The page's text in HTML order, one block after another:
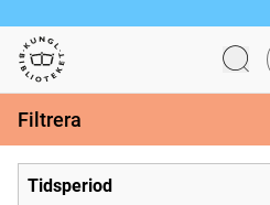
Svenska tidningar
Filtrera
Tidsperiod